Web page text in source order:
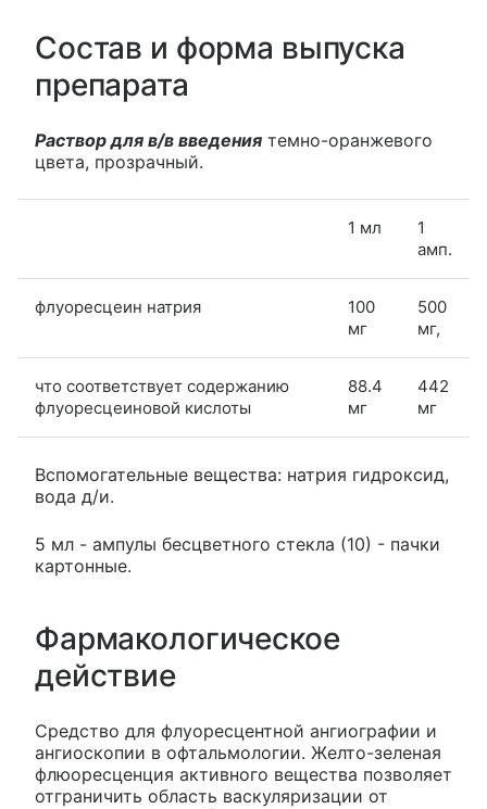
Состав и форма выпуска
препарата
Раствор для в/в введения темно-оранжевого
цвета, прозрачный.
1 мл
1
амп.
флуоресцеин натрия
100
мг
500
мг,
что соответствует содержанию
флуоресцеиновой кислоты
88.4
мг
442
мг
Вспомогательные вещества: натрия гидроксид,
вода д/и.
5 мл - ампулы бесцветного стекла (10) - пачки
картонные.
Фармакологическое
действие
Средство для флуоресцентной ангиографии и
ангиоскопии в офтальмологии. Желто-зеленая
флюоресценция активного вещества позволяет
отграничить область васкуляризации от